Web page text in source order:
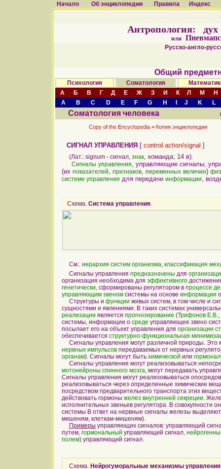
Начало Об энциклопедии Правила Индекс
Антропология: дух
или
Русско-англо-
Общий
Психология Соматология
А
Б В Г Д Е Ж З И К Л М
Н
A
B C D E F G H J K L
Соматология человека
Copy of the Encyclopedia = Копия энциклопедии
СИГНАЛ УПРАВЛЕНИЯ [ control action/signal ]
(Лат.: signum - сигнал, знак, команда; 14 в).
Сигналы управления, управляющие сигналы,
(их показателей, признаков, переменных величин)
системе управления для передачи информации,
Схема. Система управления.
См.: иерархия систем организма, классификация
Сигналы управления предназначены для
организация необходима для эффективного
генетически, сформированы регулятором в процессе
управляющим звеном системы на основе информации
Структуры и функции живых систем, в том числе и
сущностями и явлениями. В таких системах
реализации является прогнозирование (Трифонов Е.В.
системы, информации о среде управляющее звено
посылает его на объект управления для организации
обеспечивается структурно-функциональная
Сигналы управления могут различной природы. Это
нервных импульсов передаваемых от нервных
органам). Сигналы могут быть химической или
Сигналы управления могут реализовываться
мотонейроны спинного мозга, могут передавать
Сигналы управления могут реализовываться
реализовываться через определенные химические
посредством предварительного транспорта этих
действовать гормоны желез внутренней секреции.
исполнительных звеньев регулятора. В совокупности
системы В ответ на нервные сигналы железы
мишеням, клеткам-мишеням).
Примеры управляющих сигналов: управляющий
путем, гормональный управляющий сигнал,
полем) управляющий сигнал.
Схема. Нейрогуморальные механизмы управления